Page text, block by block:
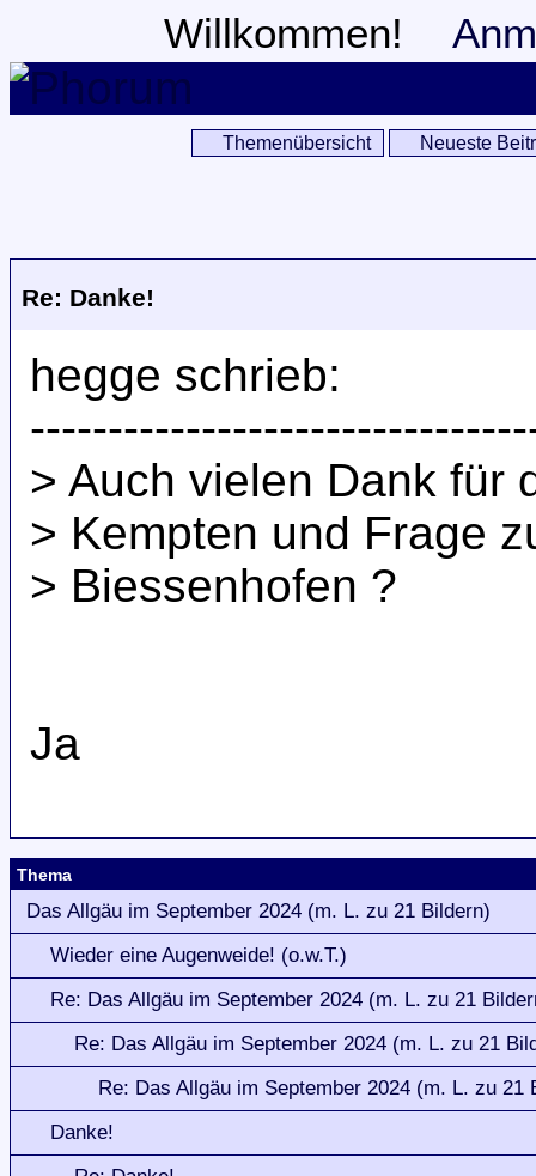
Willkommen!
Themenübersicht Neueste
Re: Danke!
hegge schrieb:
> Auch vielen Dank für
> Kempten und Frage
> Biessenhofen ?
Ja
Thema
Das Allgäu im September 2024 (m. L. zu 21 Bildern)
Wieder eine Augenweide! (o.w.T.)
Re: Das Allgäu im September 2024 (m. L. zu 21
Re: Das Allgäu im September 2024 (m. L. zu 21
Re: Das Allgäu im September 2024 (m. L. zu 21
Danke!